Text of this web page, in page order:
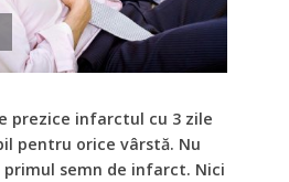
prezice infarctul cu 3 zile
pentru orice vârstă. Nu
semn de infarct. Nici